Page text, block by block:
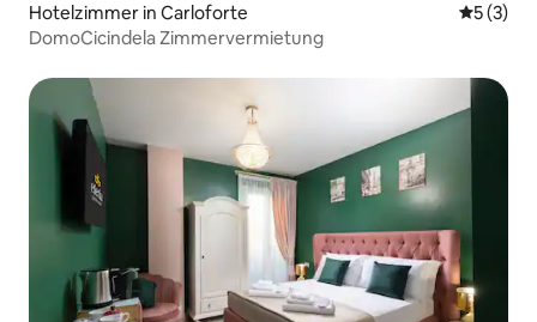
Hotelzimmer in Carloforte
5 (3)
DomoCicindela Zimmervermietung